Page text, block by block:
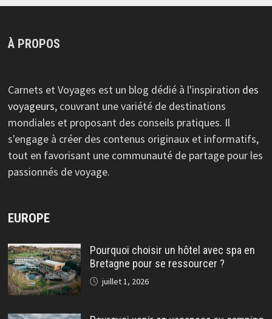
À PROPOS
Carnets et Voyages est un blog dédié à l'inspiration des
voyageurs, couvrant une variété de destinations
mondiales et proposant des conseils pratiques. Il
s'engage à créer des contenus originaux et informatifs,
tout en favorisant une communauté de partage pour les
passionnés de voyage.
EUROPE
Pourquoi choisir un hôtel avec spa en
Bretagne pour se ressourcer ?
juillet 1, 2026